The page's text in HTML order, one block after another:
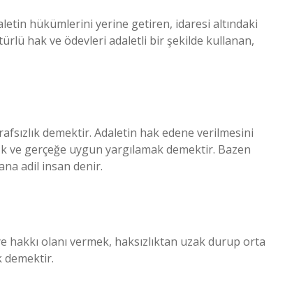
hükümlerini yerine getiren, idaresi altındaki
hak ve ödevleri adaletli bir şekilde kullanan,
demektir. Adaletin hak edene verilmesini
gerçeğe uygun yargılamak demektir. Bazen
adil insan denir.
olanı vermek, haksızlıktan uzak durup orta
demektir.